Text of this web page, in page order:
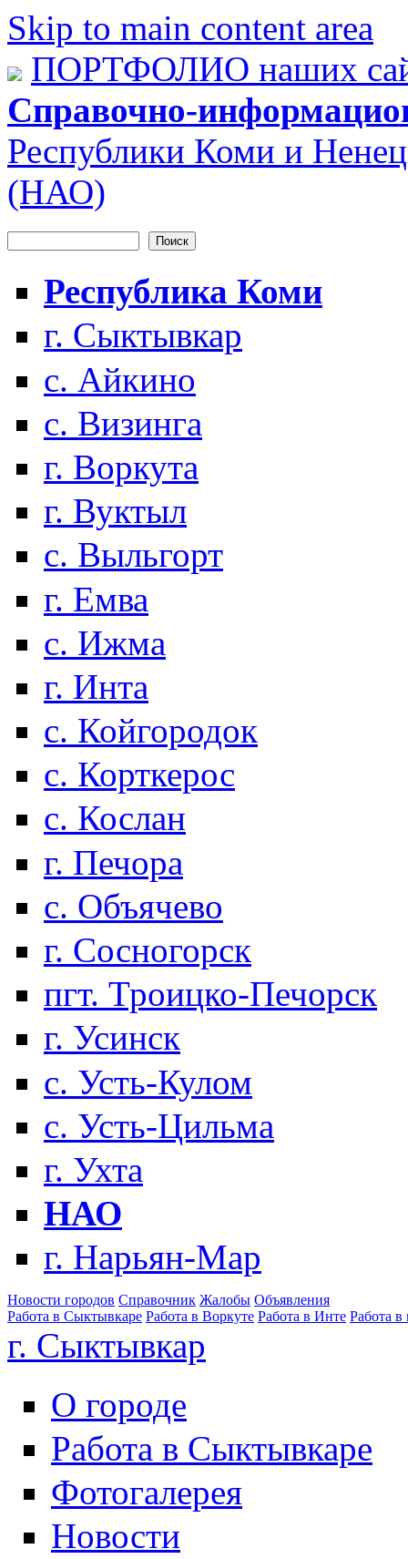
Skip to main content area
ПОРТФОЛИО наших
Справочно-
Республики Коми и
(НАО)
Форма поиска
Республика Коми
г. Сыктывкар
с. Айкино
с. Визинга
г. Воркута
г. Вуктыл
с. Выльгорт
г. Емва
с. Ижма
г. Инта
с. Койгородок
с. Корткерос
с. Кослан
г. Печора
с. Объячево
г. Сосногорск
пгт. Троицко-Печорск
г. Усинск
с. Усть-Кулом
с. Усть-Цильма
г. Ухта
НАО
г. Нарьян-Мар
Новости городов Справочник Жалобы Объявления
Работа в Сыктывкаре Работа в Воркуте Работа в Инте Работа в
г. Сыктывкар
О городе
Работа в Сыктывкаре
Фотогалерея
Новости